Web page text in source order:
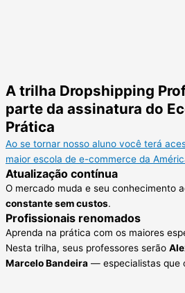
A trilha Dropshipping
parte da assinatura do
Prática
Ao se tornar nosso aluno você terá
maior escola de e-commerce da
Atualização contínua
O mercado muda e seu conhecimento
constante sem custos.
Profissionais renomados
Aprenda na prática com os maiores
Nesta trilha, seus professores serão
Marcelo Bandeira — especialistas que